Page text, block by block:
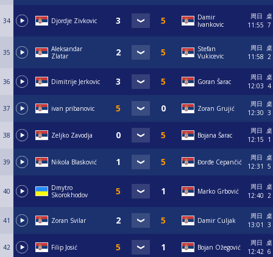
34 Djordje Zivkovic
Damir
Ivankovic
周日
11:55
桌
7
35
Aleksandar
Zlatar
Stefan
Vukicevic
周日
11:58
桌
2
36 Dimitrije Jerkovic Goran Šarac
周日
12:03
桌
4
37 ivan pribanovic Zoran Grujić
周日
12:30
桌
3
38 Zeljko Zavodja Bojana Šarac
周日
12:15
桌
1
39 Nikola Blasković Đorđe Cepančić
周日
12:31
桌
5
40
Dmytro
Skorokhodov
Marko Grbović
周日
12:40
桌
2
41 Zoran Svilar Damir Culjak
周日
13:01
桌
3
42 Filip Josić Bojan Ožegović
周日
12:42
桌
6